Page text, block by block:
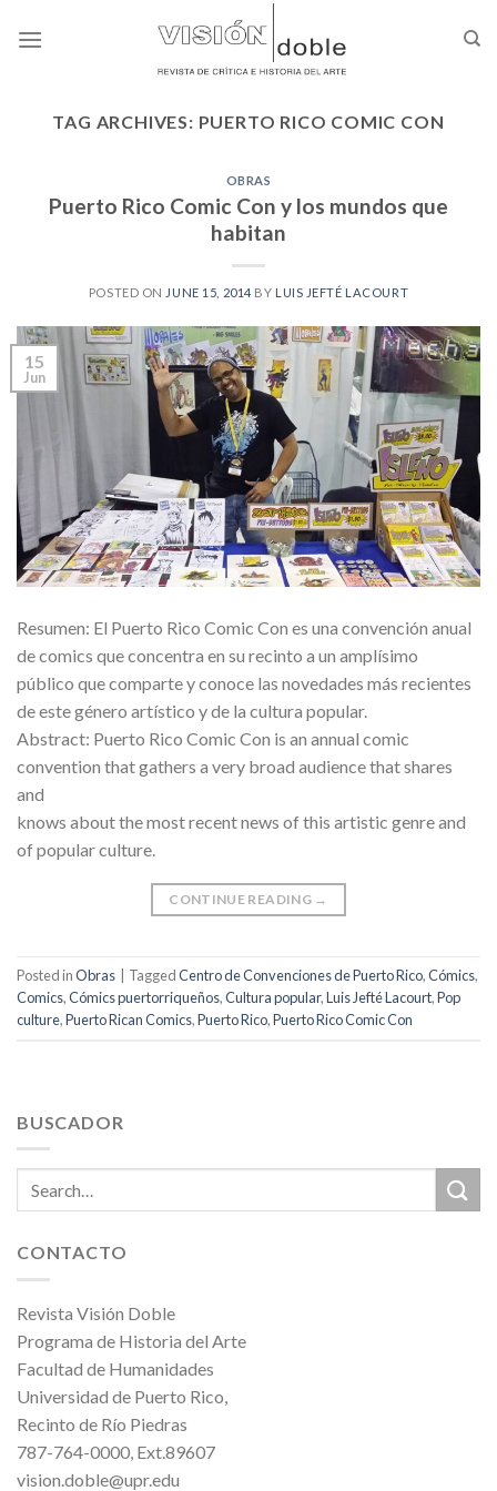
TAG ARCHIVES: PUERTO RICO COMIC CON
OBRAS
Puerto Rico Comic Con y los mundos que
habitan
POSTED ON JUNE 15, 2014 BY LUIS JEFTÉ LACOURT
15
Jun
Resumen: El Puerto Rico Comic Con es una convención anual
de comics que concentra en su recinto a un amplísimo
público que comparte y conoce las novedades más recientes
de este género artístico y de la cultura popular.
Abstract: Puerto Rico Comic Con is an annual comic
convention that gathers a very broad audience that shares
and
knows about the most recent news of this artistic genre and
of popular culture.
CONTINUE READING →
Posted inObras TaggedCentro de Convenciones de Puerto Rico,Cómics,
Comics,Cómics puertorriqueños,Cultura popular,Luis Jefté Lacourt,Pop
culture,Puerto Rican Comics,Puerto Rico,Puerto Rico Comic Con
BUSCADOR
CONTACTO
Revista Visión Doble
Programa de Historia del Arte
Facultad de Humanidades
Universidad de Puerto Rico,
Recinto de Río Piedras
787-764-0000, Ext.89607
vision.doble@upr.edu